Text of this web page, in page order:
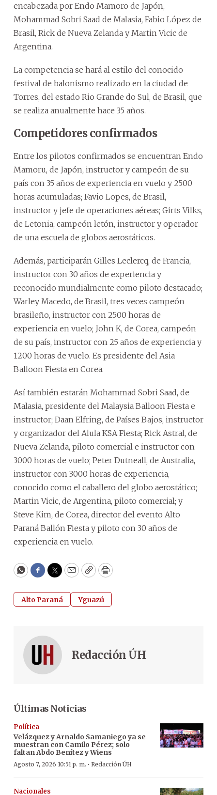
encabezada por Endo Mamoro de Japón,
Mohammad Sobri Saad de Malasia, Fabio López de
Brasil, Rick de Nueva Zelanda y Martin Vicic de
Argentina.
La competencia se hará al estilo del conocido
festival de balonismo realizado en la ciudad de
Torres, del estado Rio Grande do Sul, de Brasil, que
se realiza anualmente hace 35 años.
Competidores confirmados
Entre los pilotos confirmados se encuentran Endo
Mamoru, de Japón, instructor y campeón de su
país con 35 años de experiencia en vuelo y 2500
horas acumuladas; Favio Lopes, de Brasil,
instructor y jefe de operaciones aéreas; Girts Vilks,
de Letonia, campeón letón, instructor y operador
de una escuela de globos aerostáticos.
Además, participarán Gilles Leclercq, de Francia,
instructor con 30 años de experiencia y
reconocido mundialmente como piloto destacado;
Warley Macedo, de Brasil, tres veces campeón
brasileño, instructor con 2500 horas de
experiencia en vuelo; John K, de Corea, campeón
de su país, instructor con 25 años de experiencia y
1200 horas de vuelo. Es presidente del Asia
Balloon Fiesta en Corea.
Así también estarán Mohammad Sobri Saad, de
Malasia, presidente del Malaysia Balloon Fiesta e
instructor; Daan Elfring, de Países Bajos, instructor
y organizador del Alula KSA Fiesta; Rick Astral, de
Nueva Zelanda, piloto comercial e instructor con
3000 horas de vuelo; Peter Dutneall, de Australia,
instructor con 3000 horas de experiencia,
conocido como el caballero del globo aerostático;
Martin Vicic, de Argentina, piloto comercial; y
Steve Kim, de Corea, director del evento Alto
Paraná Ballón Fiesta y piloto con 30 años de
experiencia en vuelo.
WhatsApp
Facebook
Twitter
EmailCopyPrint
Alto Paraná Yguazú
Redacción ÚH
Últimas Noticias
Política
Velázquez y Arnaldo Samaniego ya se
muestran con Camilo Pérez; solo
faltan Abdo Benítez y Wiens
Agosto 7, 2026 10:51 p. m. · Redacción ÚH
Nacionales